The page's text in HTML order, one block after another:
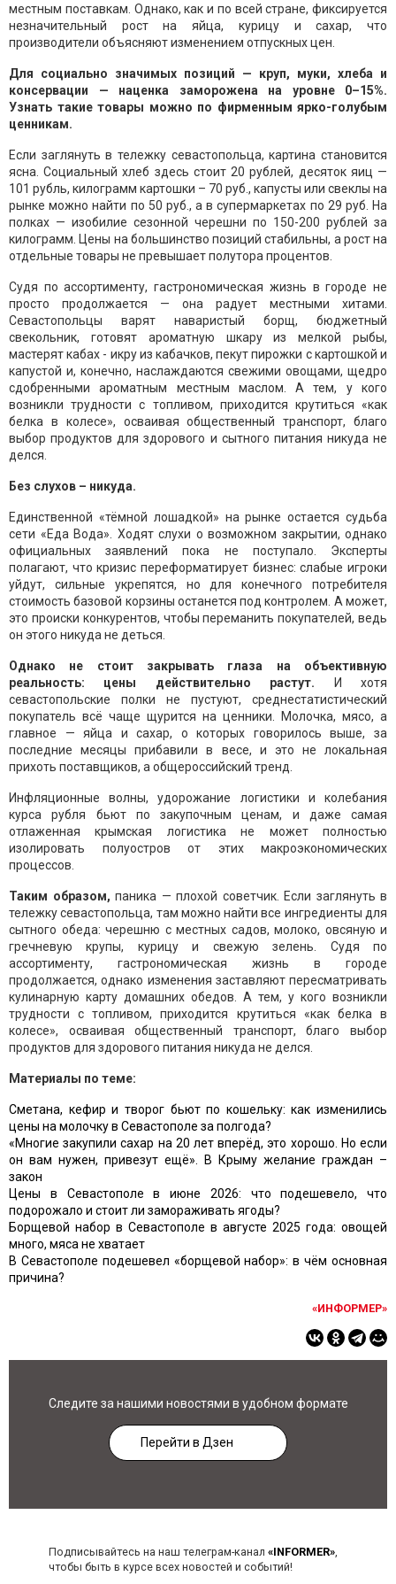
местным поставкам. Однако, как и по всей стране, фиксируется
незначительный рост на яйца, курицу и сахар, что
производители объясняют изменением отпускных цен.
Для социально значимых позиций — круп, муки, хлеба и
консервации — наценка заморожена на уровне 0–15%.
Узнать такие товары можно по фирменным ярко-голубым
ценникам.
Если заглянуть в тележку севастопольца, картина становится
ясна. Социальный хлеб здесь стоит 20 рублей, десяток яиц —
101 рубль, килограмм картошки – 70 руб., капусты или свеклы на
рынке можно найти по 50 руб., а в супермаркетах по 29 руб. На
полках — изобилие сезонной черешни по 150-200 рублей за
килограмм. Цены на большинство позиций стабильны, а рост на
отдельные товары не превышает полутора процентов.
Судя по ассортименту, гастрономическая жизнь в городе не
просто продолжается — она радует местными хитами.
Севастопольцы варят наваристый борщ, бюджетный
свекольник, готовят ароматную шкару из мелкой рыбы,
мастерят кабах - икру из кабачков, пекут пирожки с картошкой и
капустой и, конечно, наслаждаются свежими овощами, щедро
сдобренными ароматным местным маслом. А тем, у кого
возникли трудности с топливом, приходится крутиться «как
белка в колесе», осваивая общественный транспорт, благо
выбор продуктов для здорового и сытного питания никуда не
делся.
Без слухов – никуда.
Единственной «тёмной лошадкой» на рынке остается судьба
сети «Еда Вода». Ходят слухи о возможном закрытии, однако
официальных заявлений пока не поступало. Эксперты
полагают, что кризис переформатирует бизнес: слабые игроки
уйдут, сильные укрепятся, но для конечного потребителя
стоимость базовой корзины останется под контролем. А может,
это происки конкурентов, чтобы переманить покупателей, ведь
он этого никуда не деться.
Однако не стоит закрывать глаза на объективную
реальность: цены действительно растут. И хотя
севастопольские полки не пустуют, среднестатистический
покупатель всё чаще щурится на ценники. Молочка, мясо, а
главное — яйца и сахар, о которых говорилось выше, за
последние месяцы прибавили в весе, и это не локальная
прихоть поставщиков, а общероссийский тренд.
Инфляционные волны, удорожание логистики и колебания
курса рубля бьют по закупочным ценам, и даже самая
отлаженная крымская логистика не может полностью
изолировать полуостров от этих макроэкономических
процессов.
Таким образом, паника — плохой советчик. Если заглянуть в
тележку севастопольца, там можно найти все ингредиенты для
сытного обеда: черешню с местных садов, молоко, овсяную и
гречневую крупы, курицу и свежую зелень. Судя по
ассортименту, гастрономическая жизнь в городе
продолжается, однако изменения заставляют пересматривать
кулинарную карту домашних обедов. А тем, у кого возникли
трудности с топливом, приходится крутиться «как белка в
колесе», осваивая общественный транспорт, благо выбор
продуктов для здорового питания никуда не делся.
Материалы по теме:
Сметана, кефир и творог бьют по кошельку: как изменились
цены на молочку в Севастополе за полгода?
«Многие закупили сахар на 20 лет вперёд, это хорошо. Но если
он вам нужен, привезут ещё». В Крыму желание граждан –
закон
Цены в Севастополе в июне 2026: что подешевело, что
подорожало и стоит ли замораживать ягоды?
Борщевой набор в Севастополе в августе 2025 года: овощей
много, мяса не хватает
В Севастополе подешевел «борщевой набор»: в чём основная
причина?
«ИНФОРМЕР»
Следите за нашими новостями в удобном формате
Перейти в Дзен
Подписывайтесь на наш телеграм-канал «INFORMER»,
чтобы быть в курсе всех новостей и событий!